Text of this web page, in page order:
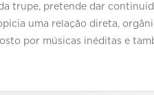
trupe, pretende dar
uma relação direta,
por músicas inéditas e